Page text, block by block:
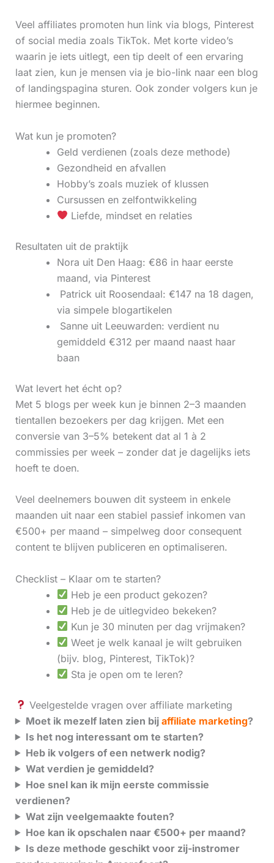
Veel affiliates promoten hun link via blogs, Pinterest
of social media zoals TikTok. Met korte video’s
waarin je iets uitlegt, een tip deelt of een ervaring
laat zien, kun je mensen via je bio-link naar een blog
of landingspagina sturen. Ook zonder volgers kun je
hiermee beginnen.
Wat kun je promoten?
Geld verdienen (zoals deze methode)
Gezondheid en afvallen
Hobby’s zoals muziek of klussen
Cursussen en zelfontwikkeling
Liefde, mindset en relaties
Resultaten uit de praktijk
Nora uit Den Haag: €86 in haar eerste
maand, via Pinterest
‍ Patrick uit Roosendaal: €147 na 18 dagen,
via simpele blogartikelen
‍ Sanne uit Leeuwarden: verdient nu
gemiddeld €312 per maand naast haar
baan
Wat levert het écht op?
Met 5 blogs per week kun je binnen 2–3 maanden
tientallen bezoekers per dag krijgen. Met een
conversie van 3–5% betekent dat al 1 à 2
commissies per week – zonder dat je dagelijks iets
hoeft te doen.
Veel deelnemers bouwen dit systeem in enkele
maanden uit naar een stabiel passief inkomen van
€500+ per maand – simpelweg door consequent
content te blijven publiceren en optimaliseren.
Checklist – Klaar om te starten?
Heb je een product gekozen?
Heb je de uitlegvideo bekeken?
Kun je 30 minuten per dag vrijmaken?
Weet je welk kanaal je wilt gebruiken
(bijv. blog, Pinterest, TikTok)?
Sta je open om te leren?
Veelgestelde vragen over affiliate marketing
Moet ik mezelf laten zien bij affiliate marketing?
Is het nog interessant om te starten?
Heb ik volgers of een netwerk nodig?
Wat verdien je gemiddeld?
Hoe snel kan ik mijn eerste commissie
verdienen?
Wat zijn veelgemaakte fouten?
Hoe kan ik opschalen naar €500+ per maand?
Is deze methode geschikt voor zij-instromer